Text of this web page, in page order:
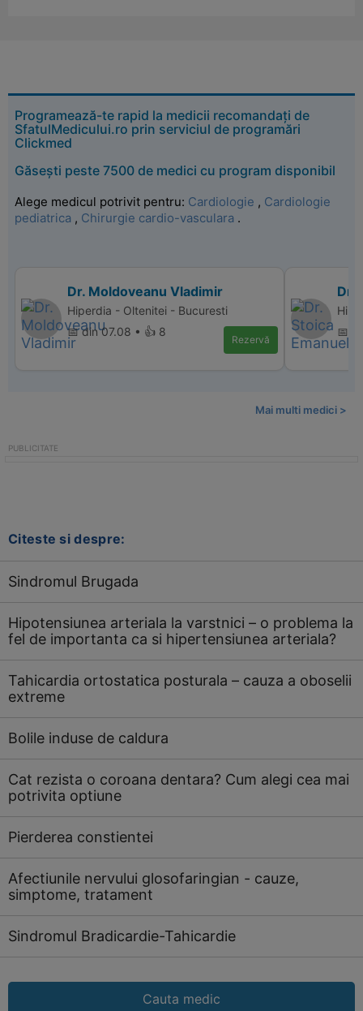
Programează-te rapid la medicii recomandați de
SfatulMedicului.ro prin serviciul de programări
Clickmed
Găsești peste 7500 de medici cu program disponibil
Alege medicul potrivit pentru: Cardiologie , Cardiologie
pediatrica , Chirurgie cardio-vasculara .
Dr. Moldoveanu Vladimir
Hiperdia - Oltenitei - Bucuresti
📅 din 07.08 • 👍 8
Rezervă
Dr.
📅
Mai multi medici >
Citeste si despre:
Sindromul Brugada
Hipotensiunea arteriala la varstnici – o problema la
fel de importanta ca si hipertensiunea arteriala?
Tahicardia ortostatica posturala – cauza a oboselii
extreme
Bolile induse de caldura
Cat rezista o coroana dentara? Cum alegi cea mai
potrivita optiune
Pierderea constientei
Afectiunile nervului glosofaringian - cauze,
simptome, tratament
Sindromul Bradicardie-Tahicardie
Cauta medic